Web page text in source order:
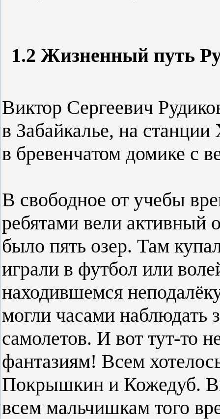
1.2 Жизненный путь
Виктор Сергеевич
в Забайкалье, на
в бревенчатом домике с
В свободное от учебы
ребятами вели активный
было пять озер. Там
играли в футбол или
находившемся
могли часами наблюдать
самолетов. И вот тут-то
фантазиям! Всем
Покрышкин и Кожедуб.
всем мальчишкам того